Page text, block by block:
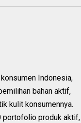
Indonesia,
bahan aktif,
kulit konsumennya.
portofolio produk aktif,